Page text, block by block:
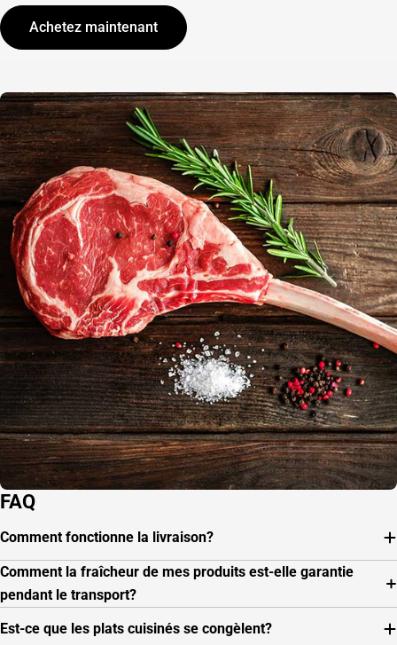
Achetez maintenant
FAQ
Comment fonctionne la livraison?
Comment la fraîcheur de mes produits est-elle garantie
pendant le transport?
Est-ce que les plats cuisinés se congèlent?